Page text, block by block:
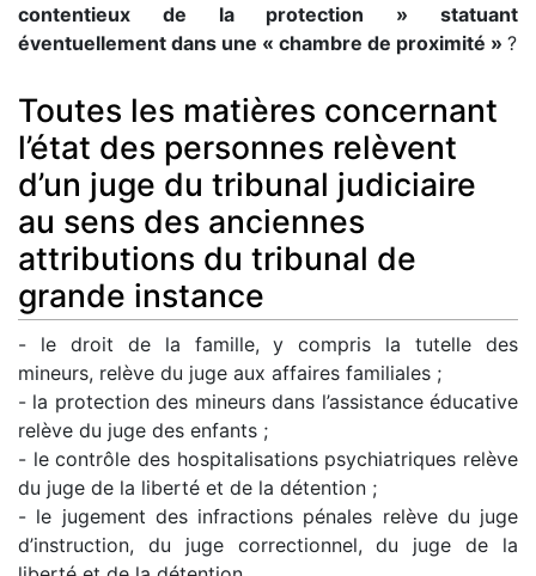
contentieux de la protection » statuant
éventuellement dans une « chambre de proximité » ?
Toutes les matières concernant
l’état des personnes relèvent
d’un juge du tribunal judiciaire
au sens des anciennes
attributions du tribunal de
grande instance
- le droit de la famille, y compris la tutelle des
mineurs, relève du juge aux affaires familiales ;
- la protection des mineurs dans l’assistance éducative
relève du juge des enfants ;
- le contrôle des hospitalisations psychiatriques relève
du juge de la liberté et de la détention ;
- le jugement des infractions pénales relève du juge
d’instruction, du juge correctionnel, du juge de la